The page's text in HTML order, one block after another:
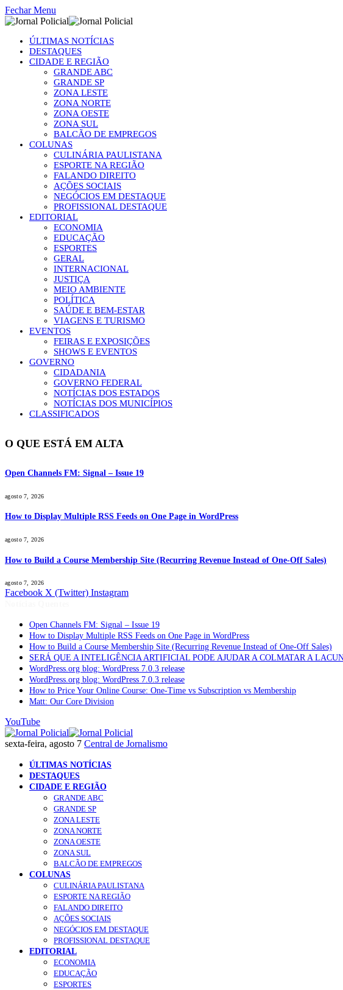
Fechar Menu
ÚLTIMAS NOTÍCIAS
DESTAQUES
CIDADE E REGIÃO
GRANDE ABC
GRANDE SP
ZONA LESTE
ZONA NORTE
ZONA OESTE
ZONA SUL
BALCÃO DE EMPREGOS
COLUNAS
CULINÁRIA PAULISTANA
ESPORTE NA REGIÃO
FALANDO DIREITO
AÇÕES SOCIAIS
NEGÓCIOS EM DESTAQUE
PROFISSIONAL DESTAQUE
EDITORIAL
ECONOMIA
EDUCAÇÃO
ESPORTES
GERAL
INTERNACIONAL
JUSTIÇA
MEIO AMBIENTE
POLÍTICA
SAÚDE E BEM-ESTAR
VIAGENS E TURISMO
EVENTOS
FEIRAS E EXPOSIÇÕES
SHOWS E EVENTOS
GOVERNO
CIDADANIA
GOVERNO FEDERAL
NOTÍCIAS DOS ESTADOS
NOTÍCIAS DOS MUNICÍPIOS
CLASSIFICADOS
O QUE ESTÁ EM ALTA
Open Channels FM: Signal – Issue 19
agosto 7, 2026
How to Display Multiple RSS Feeds on One Page in WordPress
agosto 7, 2026
How to Build a Course Membership Site (Recurring Revenue Instead of One-Off Sales)
agosto 7, 2026
Facebook X (Twitter) Instagram
Open Channels FM: Signal – Issue 19
How to Display Multiple RSS Feeds on One Page in WordPress
How to Build a Course Membership Site (Recurring Revenue Instead of One-Off Sales)
SERÁ QUE A INTELIGÊNCIA ARTIFICIAL PODE AJUDAR A COLMATAR A
WordPress.org blog: WordPress 7.0.3 release
WordPress.org blog: WordPress 7.0.3 release
How to Price Your Online Course: One-Time vs Subscription vs Membership
Matt: Our Core Division
YouTube
sexta-feira, agosto 7 Central de Jornalismo
ÚLTIMAS NOTÍCIAS
DESTAQUES
CIDADE E REGIÃO
GRANDE ABC
GRANDE SP
ZONA LESTE
ZONA NORTE
ZONA OESTE
ZONA SUL
BALCÃO DE EMPREGOS
COLUNAS
CULINÁRIA PAULISTANA
ESPORTE NA REGIÃO
FALANDO DIREITO
AÇÕES SOCIAIS
NEGÓCIOS EM DESTAQUE
PROFISSIONAL DESTAQUE
EDITORIAL
ECONOMIA
EDUCAÇÃO
ESPORTES